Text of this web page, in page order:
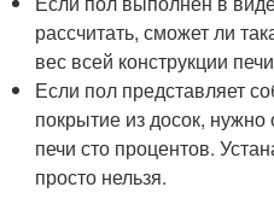
рассчитать, сможет ли
вес всей конструкции
Если пол представляет
покрытие из досок,
печи сто процентов.
просто нельзя.